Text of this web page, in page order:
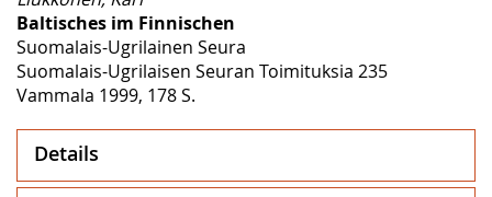
Baltisches im Finnischen
Suomalais-Ugrilainen Seura
Suomalais-Ugrilaisen Seuran Toimituksia 235
Vammala 1999, 178 S.
Details